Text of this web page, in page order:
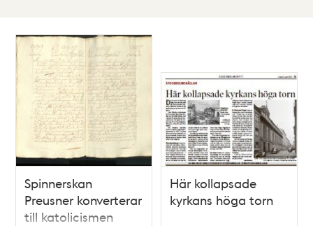
ListaKarta
träffar
Spinnerskan
Preusner konverterar
till katolicismen
Här kollapsade
kyrkans höga torn